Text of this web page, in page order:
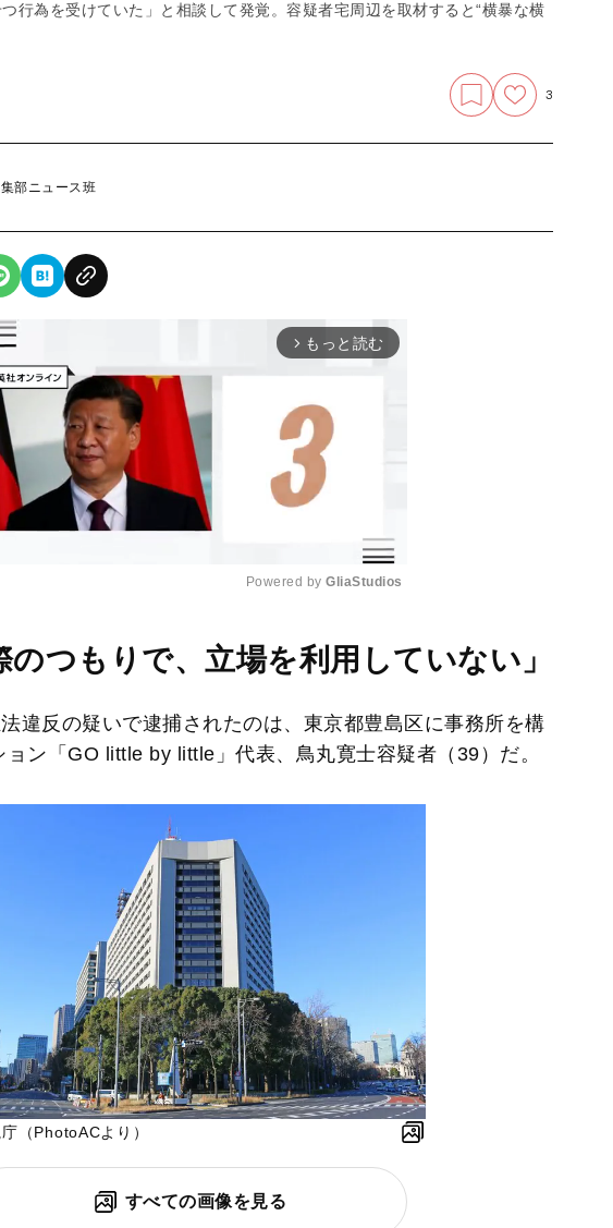
つ行為を受けていた」と相談して発覚。容疑者宅周辺を取材すると“横暴な横
3
部ニュース班
arrow_forward_ios もっと読む
M
u
e
Powered by GliaStudios
のつもりで、立場を利用していない」
違反の疑いで逮捕されたのは、東京都豊島区に事務所を構
ョン「GO little by little」代表、鳥丸寛士容疑者（39）だ。
（PhotoACより）
すべての画像を見る